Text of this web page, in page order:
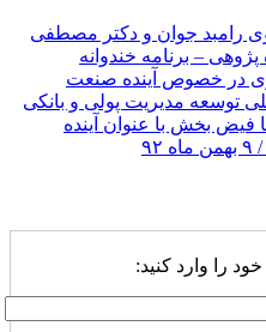
رامبد جوان و دکتر مصطفی
– برنامه خندوانه
در خصوص آینده صنعت
توسعه مدیریت پولی و بانکی
فیض بخش با عنوان آینده
را وارد کنید: